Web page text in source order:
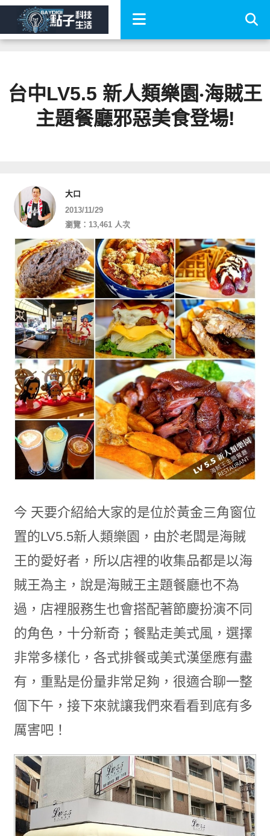
台中LV5.5 新人類樂園‧海賊王
主題餐廳邪惡美食登場!
大口
2013/11/29
瀏覽：13,461 人次
今 天要介紹給大家的是位於黃金三角窗位
置的LV5.5新人類樂園，由於老闆是海賊
王的愛好者，所以店裡的收集品都是以海
賊王為主，說是海賊王主題餐廳也不為
過，店裡服務生也會搭配著節慶扮演不同
的角色，十分新奇；餐點走美式風，選擇
非常多樣化，各式排餐或美式漢堡應有盡
有，重點是份量非常足夠，很適合聊一整
個下午，接下來就讓我們來看看到底有多
厲害吧！